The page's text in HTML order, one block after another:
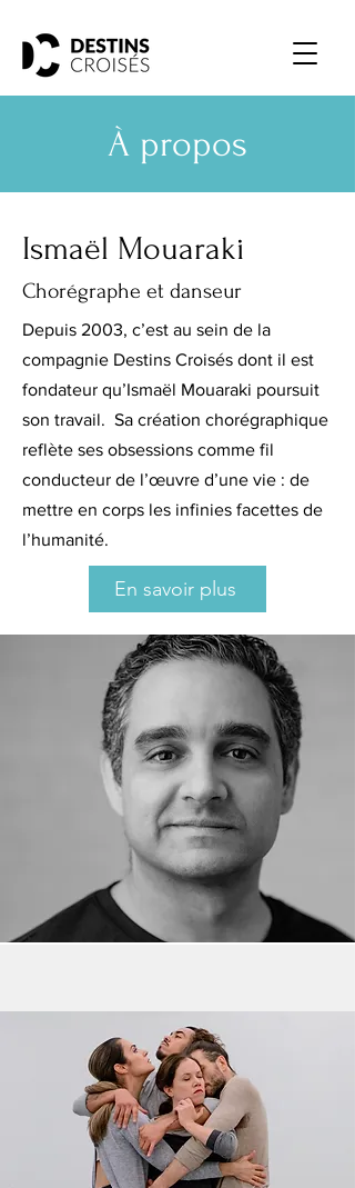
À propos
Ismaël Mouaraki
Chorégraphe et danseur
Depuis 2003, c’est au sein de la
compagnie Destins Croisés dont il est
fondateur qu’Ismaël Mouaraki poursuit
son travail. Sa création chorégraphique
reflète ses obsessions comme fil
conducteur de l’œuvre d’une vie : de
mettre en corps les infinies facettes de
l’humanité.
En savoir plus